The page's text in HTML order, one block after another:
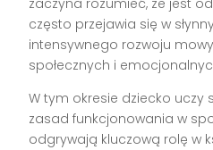
zaczyna rozumieć, że jest
często przejawia się w
intensywnego rozwoju
społecznych i
W tym okresie dziecko uczy
zasad funkcjonowania w
odgrywają kluczową rolę w